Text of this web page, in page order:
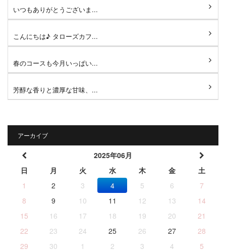
いつもありがとうございま...
こんにちは♪ タローズカフ...
春のコースも今月いっぱい...
芳醇な香りと濃厚な甘味、...
アーカイブ
2025年06月
日
月 火 水 木 金
土
1
2 3 4 5 6
7
8
9 10 11 12 13
14
15
16 17 18 19 20
21
22
23 24 25 26 27
28
29
30 1 2 3 4
5